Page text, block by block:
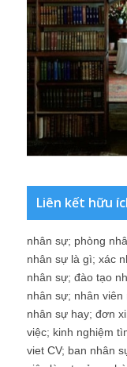
Liên kết hữu
nhân sự; phòng
nhân sự là gì; xác
nhân sự; đào tạo
nhân sự; nhân viên
nhân sự hay; đơn
việc; kinh nghiệm
viet CV; ban nhân